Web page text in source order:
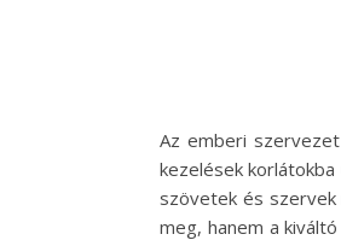
Az emberi
kezelések
szövetek és szervek
meg, hanem a